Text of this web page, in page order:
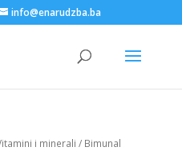
info@enarudzba.ba
i minerali / Bimunal